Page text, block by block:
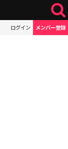
ログイン メンバー登録